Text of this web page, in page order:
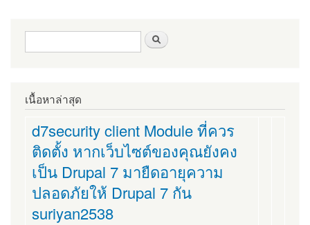
ฟอร์มค้นหา
เนื้อหาล่าสุด
d7security client Module ที่ควร
ติดตั้ง หากเว็บไซต์ของคุณยังคง
เป็น Drupal 7 มายืดอายุความ
ปลอดภัยให้ Drupal 7 กัน
suriyan2538